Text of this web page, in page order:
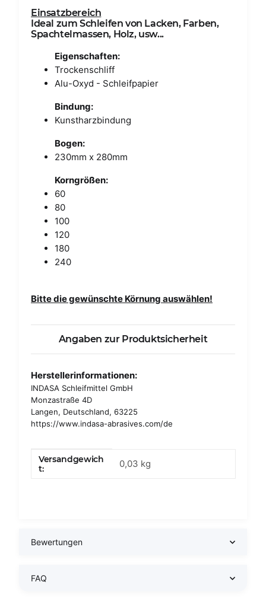
Einsatzbereich
Ideal zum Schleifen von Lacken, Farben,
Spachtelmassen, Holz, usw...
Eigenschaften:
Trockenschliff
Alu-Oxyd - Schleifpapier
Bindung:
Kunstharzbindung
Bogen:
230mm x 280mm
Korngrößen:
60
80
100
120
180
240
Bitte die gewünschte Körnung auswählen!
Angaben zur Produktsicherheit
Herstellerinformationen:
INDASA Schleifmittel GmbH
Monzastraße 4D
Langen, Deutschland, 63225
https://www.indasa-abrasives.com/de
Produkteigenschaft
Wert
Versandgewich
t:
0,03 kg
Bewertungen
FAQ